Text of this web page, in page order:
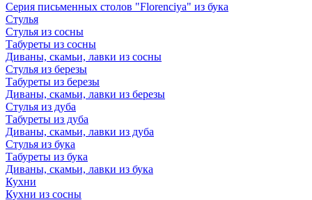
Серия письменных столов "Florenciya" из бука
Стулья
Стулья из сосны
Табуреты из сосны
Диваны, скамьи, лавки из сосны
Стулья из березы
Табуреты из березы
Диваны, скамьи, лавки из березы
Стулья из дуба
Табуреты из дуба
Диваны, скамьи, лавки из дуба
Стулья из бука
Табуреты из бука
Диваны, скамьи, лавки из бука
Кухни
Кухни из сосны